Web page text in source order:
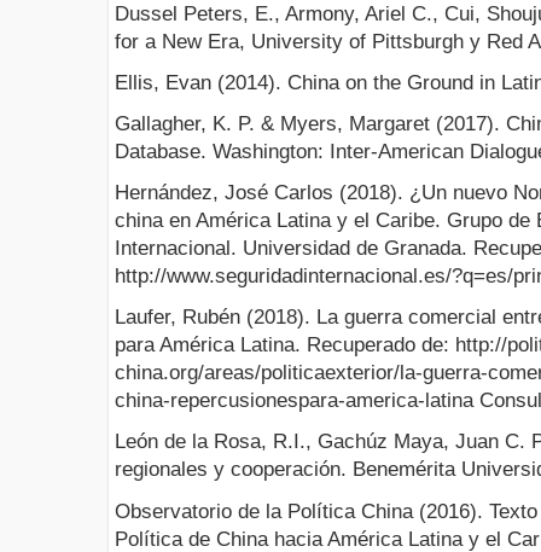
Dussel Peters, E., Armony, Ariel C., Cui,
for a New Era, University of Pittsburgh y Red
Ellis, Evan (2014). China on the Ground in
Gallagher, K. P. & Myers, Margaret (2017).
Database. Washington: Inter-American
Hernández, José Carlos (2018). ¿Un nuevo
china en América Latina y el Caribe. Grupo de
Internacional. Universidad de Granada.
http://www.seguridadinternacional.es/?q=es/
Laufer, Rubén (2018). La guerra comercial
para América Latina. Recuperado de: http://
china.org/areas/politicaexterior/la-guerra-
china-repercusionespara-america-latina
León de la Rosa, R.I., Gachúz Maya, Juan C.
regionales y cooperación. Benemérita
Observatorio de la Política China (2016).
Política de China hacia América Latina y el